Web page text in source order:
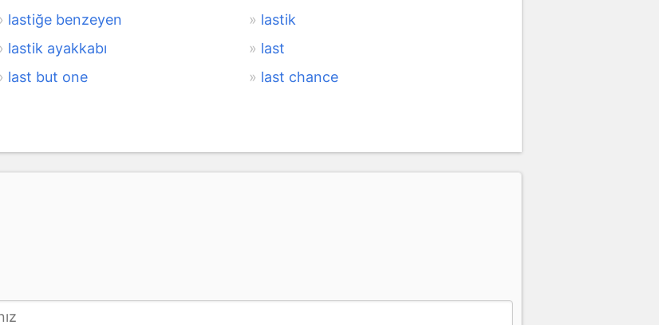
lastiğe benzeyen
lastik
lastik ayakkabı
last
last but one
last chance